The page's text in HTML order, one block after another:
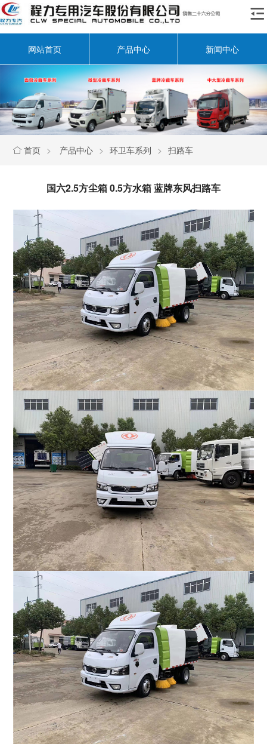

网站首页 产品中心 新闻中心
 首页 > 产品中心 > 环卫车系列 > 扫路车
国六2.5方尘箱 0.5方水箱 蓝牌东风扫路车